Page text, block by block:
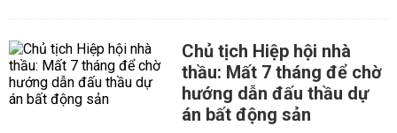
Chủ tịch Hiệp hội nhà
thầu: Mất 7 tháng để chờ
hướng dẫn đấu thầu dự
án bất động sản